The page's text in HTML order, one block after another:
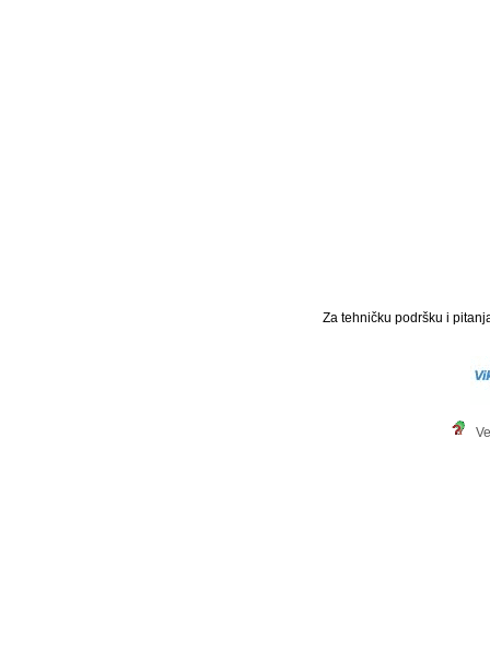
Za tehničku podršku i